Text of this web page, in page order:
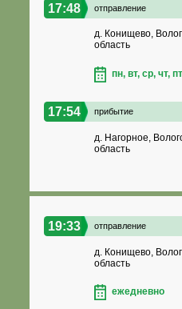
17:48 отправление
д. Конищево,
область
пн, вт, ср, чт, пт
17:54 прибытие
д. Нагорное,
область
19:33 отправление
д. Конищево,
область
ежедневно